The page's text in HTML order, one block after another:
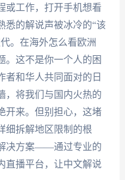
或工作，打开手机想看
悉的解说声被冰冷的“该
。在海外怎么看欧洲
。这不是你一个人的困
者和华人共同面对的日
，将我们与国内火热的
开来。但别担心，这堵
细拆解地区限制的根
决方案——通过专业的
直播平台，让中文解说